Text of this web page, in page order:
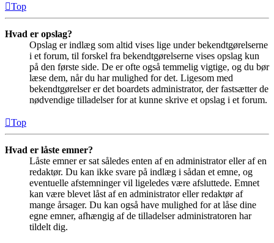
Top
Hvad er opslag?
Opslag er indlæg som altid vises lige under bekendtgørelserne
i et forum, til forskel fra bekendtgørelserne vises opslag kun
på den første side. De er ofte også temmelig vigtige, og du bør
læse dem, når du har mulighed for det. Ligesom med
bekendtgørelser er det boardets administrator, der fastsætter de
nødvendige tilladelser for at kunne skrive et opslag i et forum.
Top
Hvad er låste emner?
Låste emner er sat således enten af en administrator eller af en
redaktør. Du kan ikke svare på indlæg i sådan et emne, og
eventuelle afstemninger vil ligeledes være afsluttede. Emnet
kan være blevet låst af en administrator eller redaktør af
mange årsager. Du kan også have mulighed for at låse dine
egne emner, afhængig af de tilladelser administratoren har
tildelt dig.